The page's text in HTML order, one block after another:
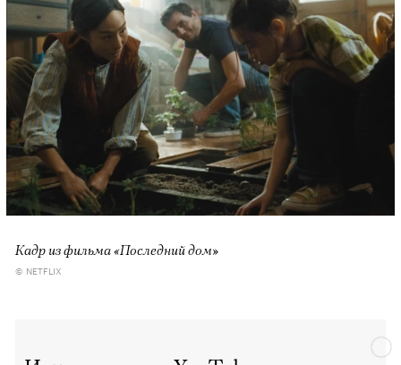
Кадр из фильма «Последний дом»
© NETFLIX